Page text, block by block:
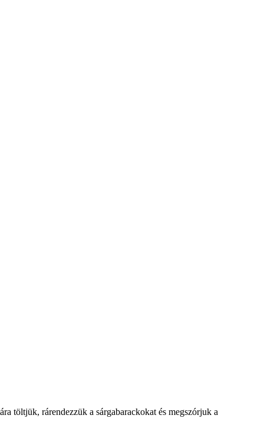
töltjük, rárendezzük a sárgabarackokat és megszórjuk a